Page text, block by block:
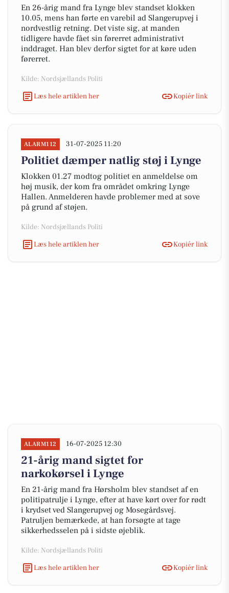
En 26-årig mand fra Lynge blev standset klokken
10.05, mens han førte en varebil ad Slangerupvej i
nordvestlig retning. Det viste sig, at manden
tidligere havde fået sin førerret administrativt
inddraget. Han blev derfor sigtet for at køre uden
førerret.
Kilde: Nordsjællands Politi
Læs hele artiklen her
Kopiér link
ALARM112 31-07-2025 11:20
Politiet dæmper natlig støj i Lynge
Klokken 01.27 modtog politiet en anmeldelse om
høj musik, der kom fra området omkring Lynge
Hallen. Anmelderen havde problemer med at sove
på grund af støjen.
Kilde: Nordsjællands Politi
Læs hele artiklen her
Kopiér link
ALARM112 16-07-2025 12:30
21-årig mand sigtet for
narkokørsel i Lynge
En 21-årig mand fra Hørsholm blev standset af en
politipatrulje i Lynge, efter at have kørt over for rødt
i krydset ved Slangerupvej og Mosegårdsvej.
Patruljen bemærkede, at han forsøgte at tage
sikkerhedsselen på i sidste øjeblik.
Kilde: Nordsjællands Politi
Læs hele artiklen her
Kopiér link